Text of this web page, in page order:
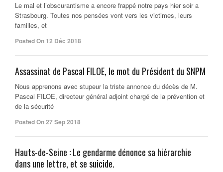
Le mal et l’obscurantisme a encore frappé notre pays hier soir a
Strasbourg. Toutes nos pensées vont vers les victimes, leurs
familles, et
Posted On 12 Déc 2018
Assassinat de Pascal FILOE, le mot du Président du SNPM
Nous apprenons avec stupeur la triste annonce du décès de M.
Pascal FILOE, directeur général adjoint chargé de la prévention et
de la sécurité
Posted On 27 Sep 2018
Hauts-de-Seine : Le gendarme dénonce sa hiérarchie
dans une lettre, et se suicide.